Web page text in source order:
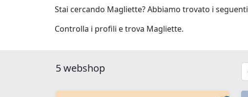
Stai cercando Magliette? Abbiamo trovato i
Controlla i profili e trova Magliette.
5 webshop